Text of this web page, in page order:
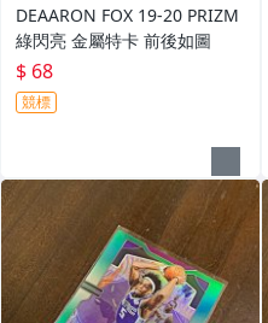
DEAARON FOX 19-20 PRIZM
綠閃亮 金屬特卡 前後如圖
$ 68
競標